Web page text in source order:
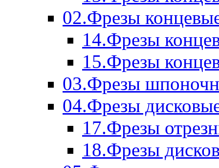
02.Фрезы
14.Фрезы
15.Фрезы
03.Фрезы
04.Фрезы
17.Фрезы
18.Фрезы